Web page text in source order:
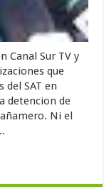
Canal Sur TV y
que
SAT en
detencion de
Ni el